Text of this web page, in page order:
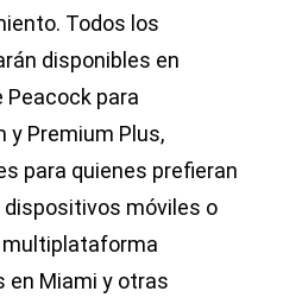
Todos los
disponibles en
para
y Premium Plus,
para quienes prefieran
móviles o
multiplataforma
en Miami y otras